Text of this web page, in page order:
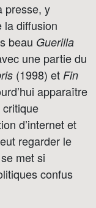
presse, y
la diffusion
beau Guerilla
une partie du
(1998) et Fin
apparaître
critique
d’internet et
regarder le
met si
confus